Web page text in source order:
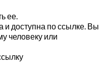
ее.
и доступна по ссылке. Вы
человеку или